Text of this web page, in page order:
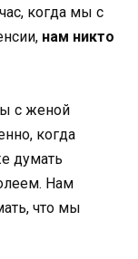
когда мы с
нам никто
с женой
когда
думать
Нам
что мы